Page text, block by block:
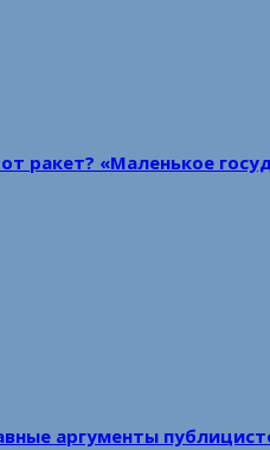
ракет? «Маленькое
аргументы